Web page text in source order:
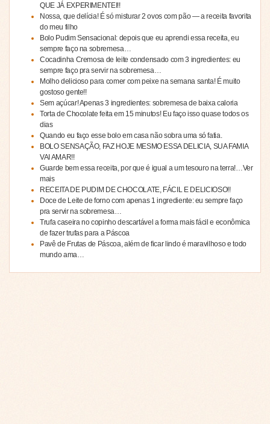
QUE JÁ EXPERIMENTEI!!
Nossa, que delícia! É só misturar 2 ovos com pão — a receita favorita
do meu filho
Bolo Pudim Sensacional: depois que eu aprendi essa receita, eu
sempre faço na sobremesa…
Cocadinha Cremosa de leite condensado com 3 ingredientes: eu
sempre faço pra servir na sobremesa…
Molho delicioso para comer com peixe na semana santa! É muito
gostoso gente!!
Sem açúcar! Apenas 3 ingredientes: sobremesa de baixa caloria
Torta de Chocolate feita em 15 minutos! Eu faço isso quase todos os
dias
Quando eu faço esse bolo em casa não sobra uma só fatia.
BOLO SENSAÇÃO, FAZ HOJE MESMO ESSA DELICIA, SUA FAMIA
VAI AMAR!!
Guarde bem essa receita, por que é igual a um tesouro na terra!…Ver
mais
RECEITA DE PUDIM DE CHOCOLATE, FÁCIL E DELICIOSO!!
Doce de Leite de forno com apenas 1 ingrediente: eu sempre faço
pra servir na sobremesa…
Trufa caseira no copinho descartável a forma mais fácil e econômica
de fazer trufas para a Páscoa
Pavê de Frutas de Páscoa, além de ficar lindo é maravilhoso e todo
mundo ama…